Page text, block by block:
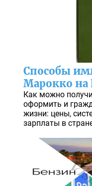
Способы
Марокко на
Как можно
оформить и
жизни: цены,
зарплаты в